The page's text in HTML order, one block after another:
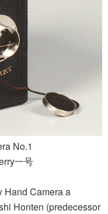
No.1
一号
Hand Camera a
Honten (predecessor